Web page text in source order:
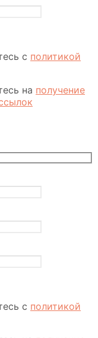
с политикой
на получение
с политикой